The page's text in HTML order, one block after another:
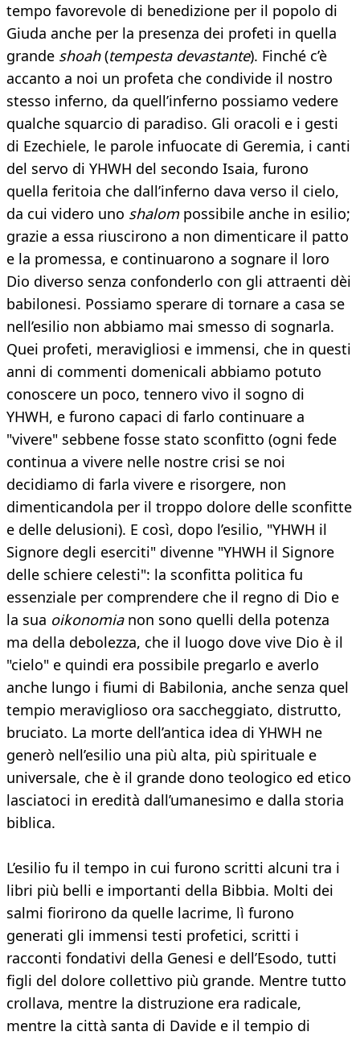
tempo favorevole di benedizione per il popolo di
Giuda anche per la presenza dei profeti in quella
grande shoah(tempesta devastante). Finché c’è
accanto a noi un profeta che condivide il nostro
stesso inferno, da quell’inferno possiamo vedere
qualche squarcio di paradiso. Gli oracoli e i gesti
di Ezechiele, le parole infuocate di Geremia, i canti
del servo di YHWH del secondo Isaia, furono
quella feritoia che dall’inferno dava verso il cielo,
da cui videro uno shalompossibile anche in esilio;
grazie a essa riuscirono a non dimenticare il patto
e la promessa, e continuarono a sognare il loro
Dio diverso senza confonderlo con gli attraenti dèi
babilonesi. Possiamo sperare di tornare a casa se
nell’esilio non abbiamo mai smesso di sognarla.
Quei profeti, meravigliosi e immensi, che in questi
anni di commenti domenicali abbiamo potuto
conoscere un poco, tennero vivo il sogno di
YHWH, e furono capaci di farlo continuare a
"vivere" sebbene fosse stato sconfitto (ogni fede
continua a vivere nelle nostre crisi se noi
decidiamo di farla vivere e risorgere, non
dimenticandola per il troppo dolore delle sconfitte
e delle delusioni). E così, dopo l’esilio, "YHWH il
Signore degli eserciti" divenne "YHWH il Signore
delle schiere celesti": la sconfitta politica fu
essenziale per comprendere che il regno di Dio e
la sua oikonomianon sono quelli della potenza
ma della debolezza, che il luogo dove vive Dio è il
"cielo" e quindi era possibile pregarlo e averlo
anche lungo i fiumi di Babilonia, anche senza quel
tempio meraviglioso ora saccheggiato, distrutto,
bruciato. La morte dell’antica idea di YHWH ne
generò nell’esilio una più alta, più spirituale e
universale, che è il grande dono teologico ed etico
lasciatoci in eredità dall’umanesimo e dalla storia
biblica.
L’esilio fu il tempo in cui furono scritti alcuni tra i
libri più belli e importanti della Bibbia. Molti dei
salmi fiorirono da quelle lacrime, lì furono
generati gli immensi testi profetici, scritti i
racconti fondativi della Genesi e dell’Esodo, tutti
figli del dolore collettivo più grande. Mentre tutto
crollava, mentre la distruzione era radicale,
mentre la città santa di Davide e il tempio di